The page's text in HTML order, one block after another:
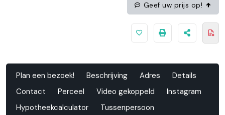
Geef uw prijs op!
Plan een bezoek! Beschrijving Adres
Details
Contact
Perceel Video gekoppeld
Instagram
Hypotheekcalculator
Tussenpersoon